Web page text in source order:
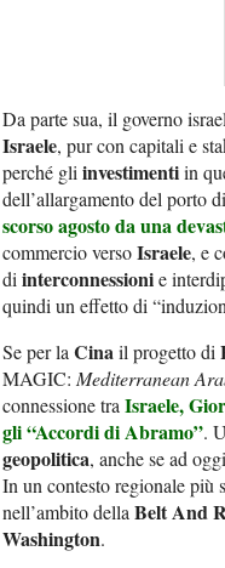
Da parte sua, il governo
Israele, pur con capitali e
perché gli investimentiin
dell’allargamento del porto di
scorso agosto da una
commercio versoIsraele, e
di interconnessionie
quindi un effetto di
Se per la Cinail progetto di
MAGIC: Mediterranean
connessione tra Israele,
gli “Accordi di Abramo”.
geopolitica, anche se ad
In un contesto regionale più
nell’ambito della Belt And
Washington.